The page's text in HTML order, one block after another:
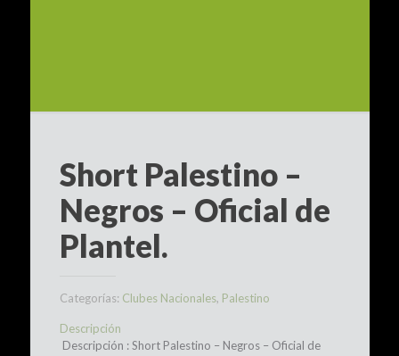
Short Palestino –
Negros – Oficial de
Plantel.
Categorías: Clubes Nacionales, Palestino
Descripción
Descripción : Short Palestino – Negros – Oficial de